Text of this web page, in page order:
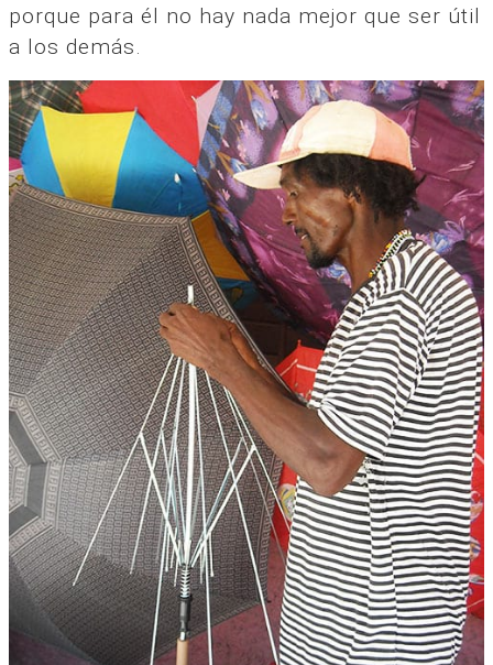
porque para él no hay nada mejor que ser útil
a los demás.